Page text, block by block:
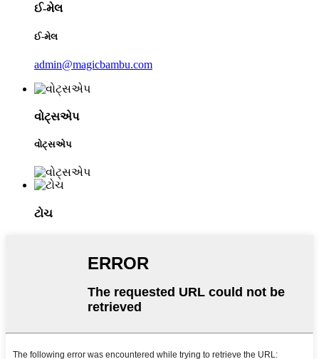
ઈ-મેલ
ઈ-મેલ
admin@magicbambu.com
વોટ્સએપ
વોટ્સએપ
ટોચ